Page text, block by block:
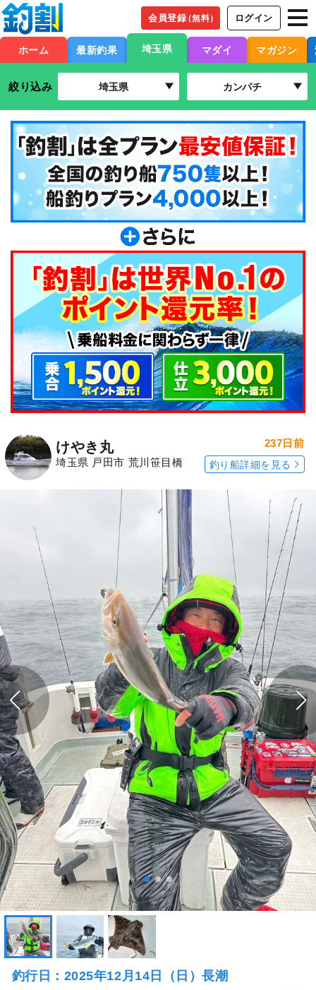
会員登録（無料） ログイン
ホーム 最新釣果 埼玉県 マダイ マガジン
絞り込み 埼玉県 カンパチ
けやき丸
埼玉県 戸田市 荒川笹目橋
237日前
釣り船詳細を見る
釣行日：2025年12月14日（日）長潮